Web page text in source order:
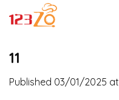
11
Published 03/01/2025 at